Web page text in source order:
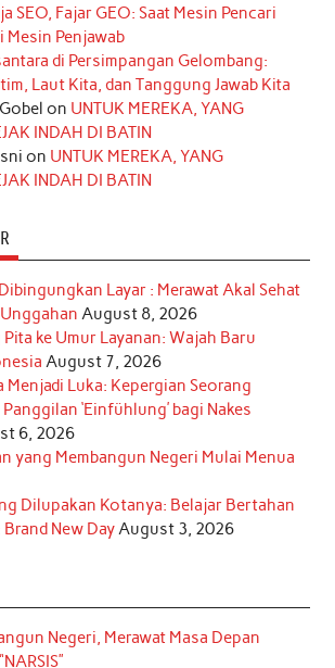
k
e
s
t
d
I
n
r
e
SEO, Fajar GEO: Saat Mesin Pencari
Mesin Penjawab
di Persimpangan Gelombang:
Laut Kita, dan Tanggung Jawab Kita
on UNTUK MEREKA, YANG
INDAH DI BATIN
on UNTUK MEREKA, YANG
INDAH DI BATIN
Layar : Merawat Akal Sehat
August 8, 2026
ke Umur Layanan: Wajah Baru
August 7, 2026
Menjadi Luka: Kepergian Seorang
Panggilan ‘Einfühlung’ bagi Nakes
6, 2026
yang Membangun Negeri Mulai Menua
Dilupakan Kotanya: Belajar Bertahan
New Day August 3, 2026
Negeri, Merawat Masa Depan